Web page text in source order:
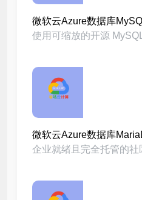
微软云Azure数据库
使用可缩放的开源
微软云Azure数据库
企业就绪且完全托管的社